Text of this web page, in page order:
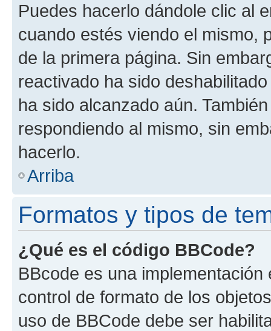
Puedes hacerlo dándole clic al
cuando estés viendo el mismo,
de la primera página. Sin
reactivado ha sido
ha sido alcanzado aún.
respondiendo al mismo, sin
hacerlo.
Arriba
Formatos y tipos de
¿Qué es el código BBCode?
BBcode es una
control de formato de los
uso de BBCode debe ser